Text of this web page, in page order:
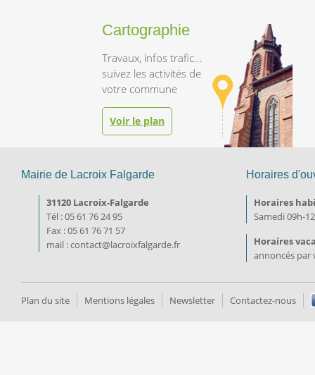
Cartographie
Travaux, infos trafic...
suivez les activités de
votre commune
Voir le plan
Mairie de Lacroix Falgarde
31120 Lacroix-Falgarde
Tél : 05 61 76 24 95
Fax : 05 61 76 71 57
mail : contact@lacroixfalgarde.fr
Horaires
Horaires
Samedi 09h-
Horaires
annoncés par
Plan du site Mentions légales Newsletter Contactez-nous